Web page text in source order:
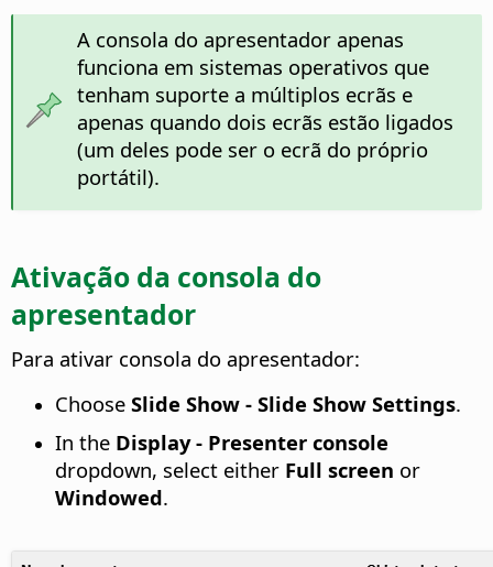
A consola do apresentador apenas
funciona em sistemas operativos que
tenham suporte a múltiplos ecrãs e
apenas quando dois ecrãs estão ligados
(um deles pode ser o ecrã do próprio
portátil).
Ativação da consola do
apresentador
Para ativar consola do apresentador:
Choose Slide Show - Slide Show Settings.
In the Display - Presenter console
dropdown, select either Full screen or
Windowed.